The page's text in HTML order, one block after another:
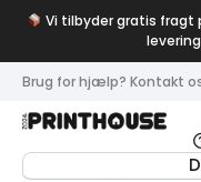
Vi tilbyder gratis fragt
Brug for hjælp? Kontakt